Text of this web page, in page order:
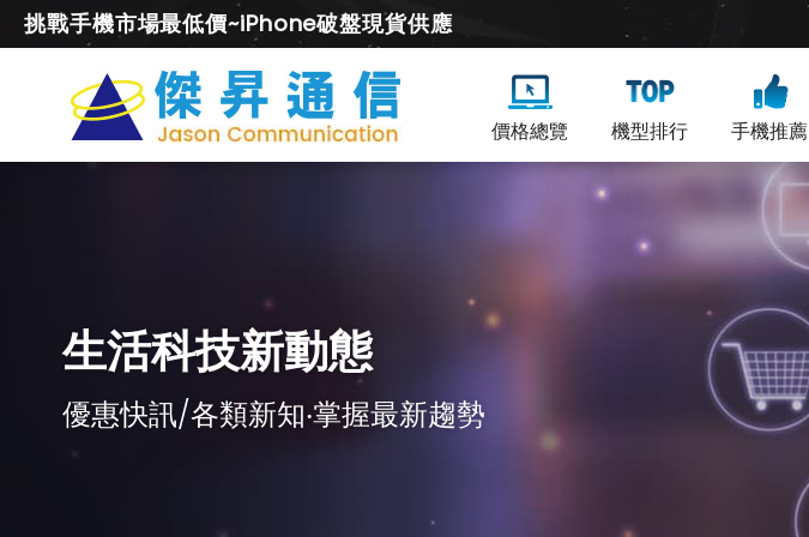
挑戰手機市場最低價~iPhone破盤現貨供應
價格總覽 機型排行 手機推薦
生活科技新動態
優惠快訊/各類新知‧掌握最新趨勢